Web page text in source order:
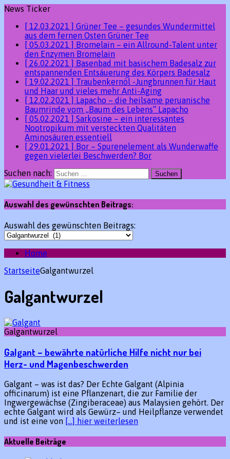
News Ticker
[ 12.03.2021 ] Grüner Tee – gesundes Wundermittel
aus dem fernen Osten Grüner Tee
[ 05.03.2021 ] Bromelain – ein Allround-Talent unter
den Enzymen Bromelain
[ 26.02.2021 ] Basenbad mit basischem Badesalz zur
entspannenden Entsäuerung des Körpers Badesalz
[ 19.02.2021 ] Traubenkernöl -Jungbrunnen für Haut
und Haar und vieles mehr Anti-Aging
[ 12.02.2021 ] Lapacho – die heilsame peruanische
Baumrinde vom „Baum des Lebens“ Lapacho
[ 05.02.2021 ] Sarkosine – ein interessantes
Nootropikum mit versteckten Qualitäten
Aminosäuren essentiell
[ 29.01.2021 ] Bor – Spurenelement als Wunderwaffe
gegen vielerlei Beschwerden? Bor
Suchen nach:
Auswahl des gewünschten Beitrags:
Auswahl des gewünschten Beitrags:
Home
StartseiteGalgantwurzel
Galgantwurzel
Galgantwurzel
Galgant – bewährte natürliche Hilfe nicht nur bei
Herz- und Magenbeschwerden
Galgant – was ist das? Der Echte Galgant (Alpinia
officinarum) ist eine Pflanzenart, die zur Familie der
Ingwergewächse (Zingiberaceae) aus Malaysien gehört. Der
echte Galgant wird als Gewürz– und Heilpflanze verwendet
und ist eine von […] hier weiterlesen
Aktuelle Beiträge